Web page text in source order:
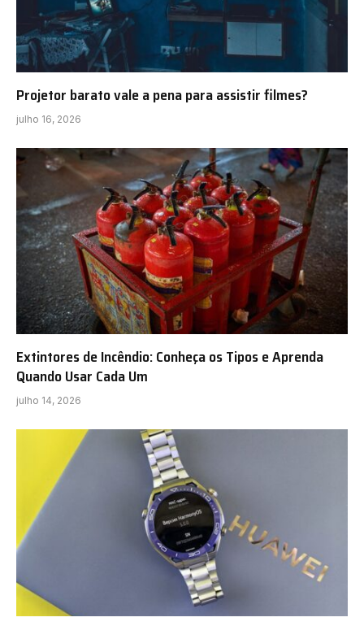
Projetor barato vale a pena para assistir filmes?
julho 16, 2026
Extintores de Incêndio: Conheça os Tipos e Aprenda
Quando Usar Cada Um
julho 14, 2026